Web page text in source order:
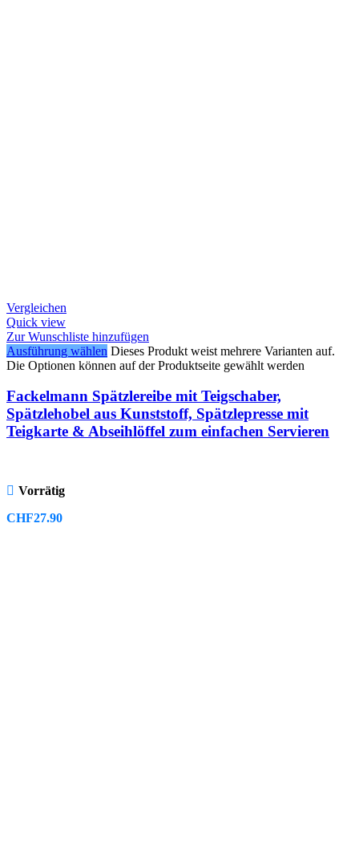
Vergleichen
Quick view
Zur Wunschliste hinzufügen
Ausführung wählen Dieses Produkt weist mehrere Varianten auf.
Die Optionen können auf der Produktseite gewählt werden
Fackelmann Spätzlereibe mit Teigschaber,
Spätzlehobel aus Kunststoff, Spätzlepresse mit
Teigkarte & Abseihlöffel zum einfachen Servieren
Vorrätig
CHF27.90